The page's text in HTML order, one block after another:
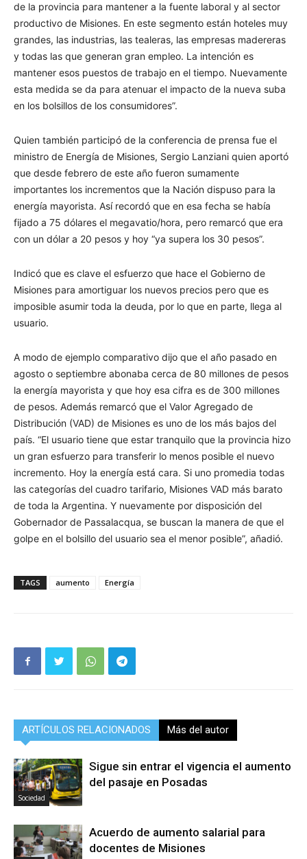
de la provincia para mantener a la fuente laboral y al sector
productivo de Misiones. En este segmento están hoteles muy
grandes, las industrias, las tealeras, las empresas madereras
y todas las que generan gran empleo. La intención es
mantener esos puestos de trabajo en el tiempo. Nuevamente
esta medida se da para atenuar el impacto de la nueva suba
en los bolsillos de los consumidores”.
Quien también participó de la conferencia de prensa fue el
ministro de Energía de Misiones, Sergio Lanziani quien aportó
que desde febrero de este año fueron sumamente
importantes los incrementos que la Nación dispuso para la
energía mayorista. Así recordó que en esa fecha se había
fijado a 75 dólares el megavatio/hora, pero remarcó que era
con un dólar a 20 pesos y hoy “ya supera los 30 pesos”.
Indicó que es clave el esfuerzo que hace el Gobierno de
Misiones para amortiguar los nuevos precios pero que es
imposible asumir toda la deuda, por lo que en parte, llega al
usuario.
A modo de ejemplo comparativo dijo que el año pasado en
agosto o septiembre abonaba cerca de 80 millones de pesos
la energía mayorista y que hoy esa cifra es de 300 millones
de pesos. Además remarcó que el Valor Agregado de
Distribución (VAD) de Misiones es uno de los más bajos del
país. “El usuario tiene que estar tranquilo que la provincia hizo
un gran esfuerzo para transferir lo menos posible el nuevo
incremento. Hoy la energía está cara. Si uno promedia todas
las categorías del cuadro tarifario, Misiones VAD más barato
de toda la Argentina. Y nuevamente por disposición del
Gobernador de Passalacqua, se buscan la manera de que el
golpe en el bolsillo del usuario sea el menor posible”, añadió.
TAGS aumento Energía
ARTÍCULOS RELACIONADOS Más del autor
Sociedad
Sigue sin entrar el vigencia el aumento
del pasaje en Posadas
Acuerdo de aumento salarial para
docentes de Misiones